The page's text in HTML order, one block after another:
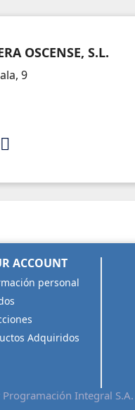
OSCENSE, S.L.
9

ACCOUNT
personal
Adquiridos
Integral S.A.